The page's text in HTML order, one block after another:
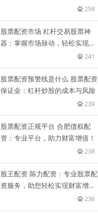
258
股票配资市场 杠杆交易股票神
器：掌握市场脉动，轻松实现资
241
股票配资预警线是什么 股票配资
保证金：杠杆炒股的成本与风险
239
股票配资正规平台 合肥债权配
资：专业平台，助力财富增值！
238
股王配资 陈力配资：专业股票配
资服务，助您轻松实现财富增
236